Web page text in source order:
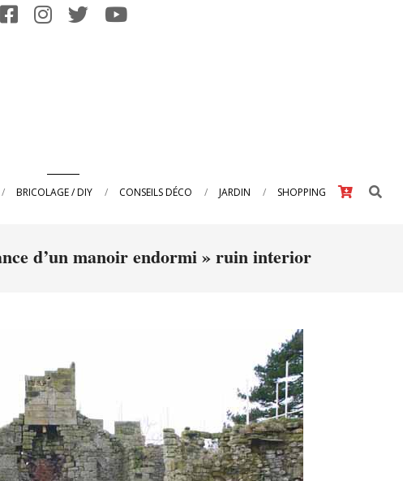
BRICOLAGE / DIY CONSEILS DÉCO JARDIN SHOPPING Search
d’un manoir endormi »ruin interior